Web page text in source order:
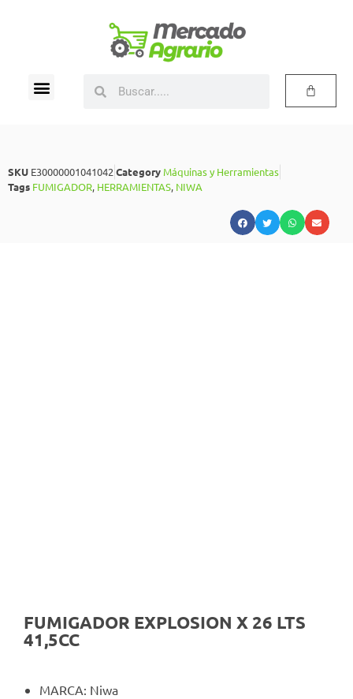
SKU E30000001041042 Category Máquinas y Herramientas
Tags FUMIGADOR, HERRAMIENTAS, NIWA
FUMIGADOR EXPLOSION X 26 LTS
41,5CC
MARCA: Niwa